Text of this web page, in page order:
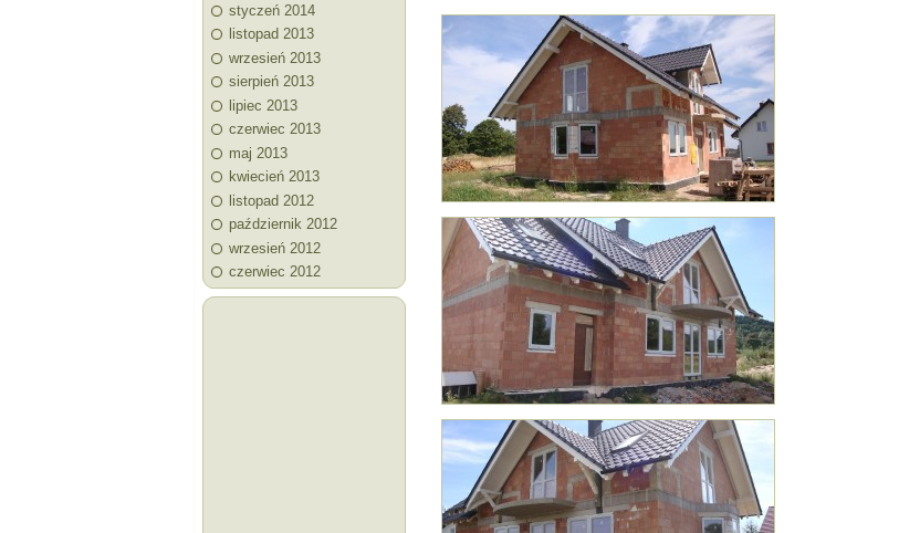
styczeń 2014
listopad 2013
wrzesień 2013
sierpień 2013
lipiec 2013
czerwiec 2013
maj 2013
kwiecień 2013
listopad 2012
październik 2012
wrzesień 2012
czerwiec 2012